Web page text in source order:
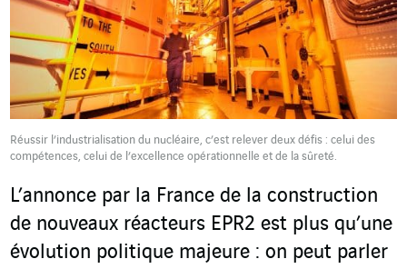
Réussir l’industrialisation du nucléaire, c’est relever deux défis : celui des
compétences, celui de l’excellence opérationnelle et de la sûreté.
L’annonce par la France de la construction
de nouveaux réacteurs EPR2 est plus qu’une
évolution politique majeure : on peut parler